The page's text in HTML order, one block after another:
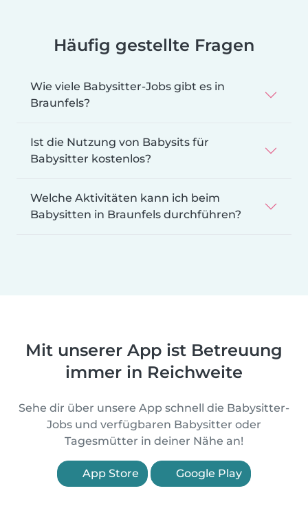
Häufig gestellte Fragen
Wie viele Babysitter-Jobs gibt es in
Braunfels?
Ist die Nutzung von Babysits für
Babysitter kostenlos?
Welche Aktivitäten kann ich beim
Babysitten in Braunfels durchführen?
Mit unserer App ist Betreuung
immer in Reichweite
Sehe dir über unsere App schnell die Babysitter-
Jobs und verfügbaren Babysitter oder
Tagesmütter in deiner Nähe an!
App Store Google Play